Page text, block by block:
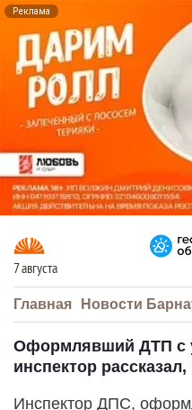
Реклама
7 августа
Главная Новости
Оформлявший ДТП с
инспектор
Инспектор ДПС,